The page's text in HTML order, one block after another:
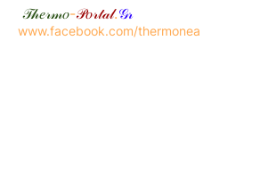
𝒯𝒽𝑒𝓇𝓂𝑜-𝒫𝑜𝓇𝓉𝒶𝓁.𝒢𝓇
www.facebook.com/thermonea